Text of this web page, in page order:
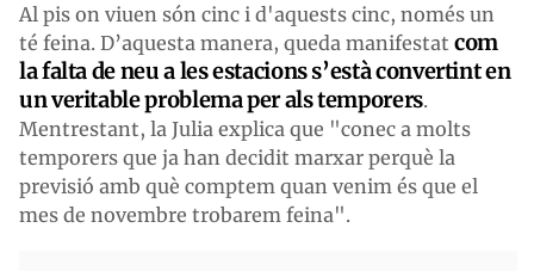
Al pis on viuen són cinc i d'aquests cinc, només un
té feina. D’aquesta manera, queda manifestat com
la falta de neu a les estacions s’està convertint en
un veritable problema per als temporers.
Mentrestant, la Julia explica que "conec a molts
temporers que ja han decidit marxar perquè la
previsió amb què comptem quan venim és que el
mes de novembre trobarem feina".